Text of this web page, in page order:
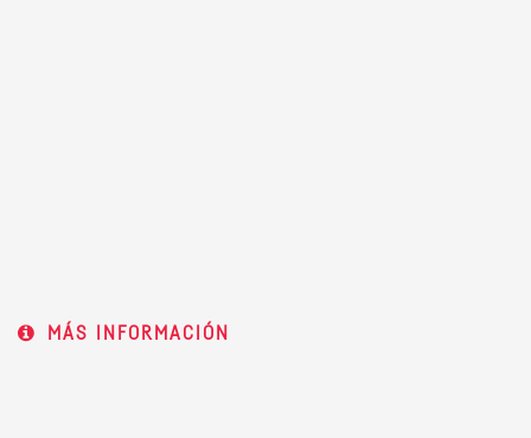
MÁS INFORMACIÓN